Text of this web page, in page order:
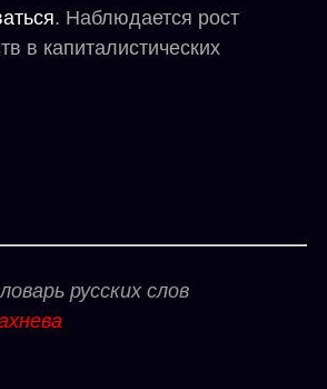
. Наблюдается рост
в капиталистических
русских слов